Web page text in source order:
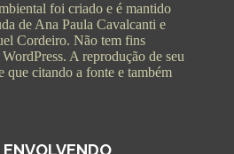
foi criado e é mantido
de Ana Paula Cavalcanti e
Cordeiro. Não tem fins
A reprodução de seu
que citando a fonte e também